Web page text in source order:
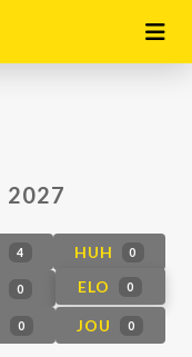
2027
4 HUH 0
0 ELO 0
0 JOU 0